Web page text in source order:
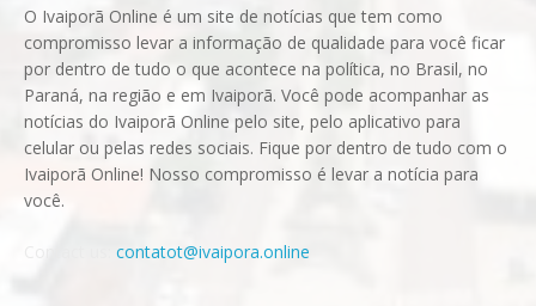
O Ivaiporã Online é um site de notícias que tem como
compromisso levar a informação de qualidade para você ficar
por dentro de tudo o que acontece na política, no Brasil, no
Paraná, na região e em Ivaiporã. Você pode acompanhar as
notícias do Ivaiporã Online pelo site, pelo aplicativo para
celular ou pelas redes sociais. Fique por dentro de tudo com o
Ivaiporã Online! Nosso compromisso é levar a notícia para
você.
contatot@ivaipora.online